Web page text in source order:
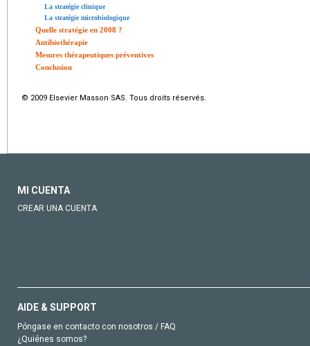
La stratégie clinique
La stratégie microbiologique
Quelle stratégie en 2008 ?
Antibiothérapie
Mesures thérapeutiques préventives
Conclusion
© 2009 Elsevier Masson SAS. Tous droits réservés.
MI CUENTA
CREAR UNA CUENTA
AIDE & SUPPORT
Póngase en contacto con nosotros / FAQ
¿Quiénes somos?